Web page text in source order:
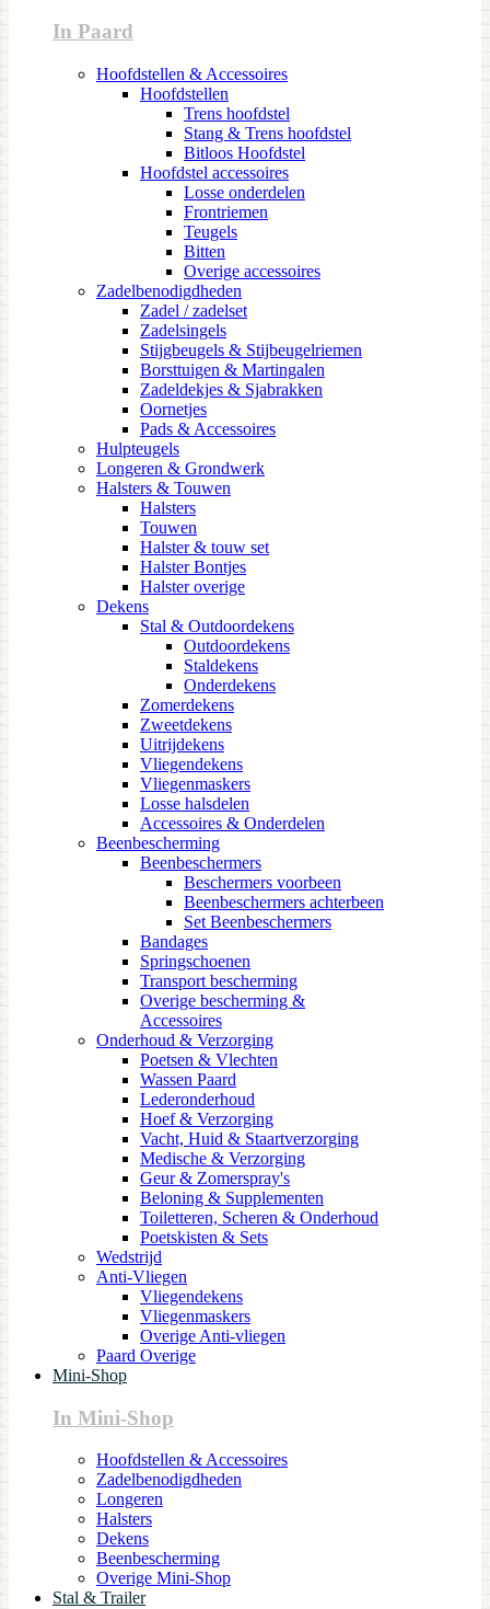
In Paard
Hoofdstellen & Accessoires
Hoofdstellen
Trens hoofdstel
Stang & Trens hoofdstel
Bitloos Hoofdstel
Hoofdstel accessoires
Losse onderdelen
Frontriemen
Teugels
Bitten
Overige accessoires
Zadelbenodigdheden
Zadel / zadelset
Zadelsingels
Stijgbeugels & Stijbeugelriemen
Borsttuigen & Martingalen
Zadeldekjes & Sjabrakken
Oornetjes
Pads & Accessoires
Hulpteugels
Longeren & Grondwerk
Halsters & Touwen
Halsters
Touwen
Halster & touw set
Halster Bontjes
Halster overige
Dekens
Stal & Outdoordekens
Outdoordekens
Staldekens
Onderdekens
Zomerdekens
Zweetdekens
Uitrijdekens
Vliegendekens
Vliegenmaskers
Losse halsdelen
Accessoires & Onderdelen
Beenbescherming
Beenbeschermers
Beschermers voorbeen
Beenbeschermers achterbeen
Set Beenbeschermers
Bandages
Springschoenen
Transport bescherming
Overige bescherming &
Accessoires
Onderhoud & Verzorging
Poetsen & Vlechten
Wassen Paard
Lederonderhoud
Hoef & Verzorging
Vacht, Huid & Staartverzorging
Medische & Verzorging
Geur & Zomerspray's
Beloning & Supplementen
Toiletteren, Scheren & Onderhoud
Poetskisten & Sets
Wedstrijd
Anti-Vliegen
Vliegendekens
Vliegenmaskers
Overige Anti-vliegen
Paard Overige
Mini-Shop
In Mini-Shop
Hoofdstellen & Accessoires
Zadelbenodigdheden
Longeren
Halsters
Dekens
Beenbescherming
Overige Mini-Shop
Stal & Trailer